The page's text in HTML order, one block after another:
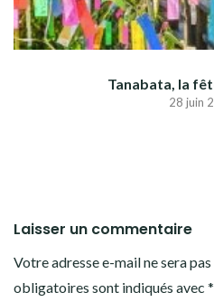
Tanabata, la
28 juin
Laisser un commentaire
Votre adresse e-mail ne sera
obligatoires sont indiqués avec *